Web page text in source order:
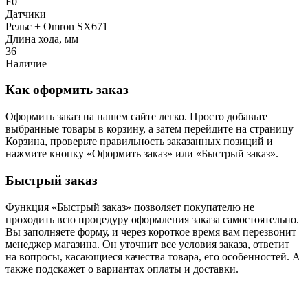
Датчики
Рельс + Omron SX671
Длина хода, мм
36
Наличие
Как оформить заказ
Оформить заказ на нашем сайте легко. Просто добавьте
выбранные товары в корзину, а затем перейдите на страницу
Корзина, проверьте правильность заказанных позиций и
нажмите кнопку «Оформить заказ» или «Быстрый заказ».
Быстрый заказ
Функция «Быстрый заказ» позволяет покупателю не
проходить всю процедуру оформления заказа самостоятельно.
Вы заполняете форму, и через короткое время вам перезвонит
менеджер магазина. Он уточнит все условия заказа, ответит
на вопросы, касающиеся качества товара, его особенностей. А
также подскажет о вариантах оплаты и доставки.